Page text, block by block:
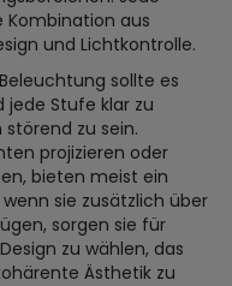
aus
und Lichtkontrolle.
sollte es
jede Stufe klar zu
zu sein.
projizieren oder
bieten meist ein
sie zusätzlich über
sorgen sie für
zu wählen, das
Ästhetik zu